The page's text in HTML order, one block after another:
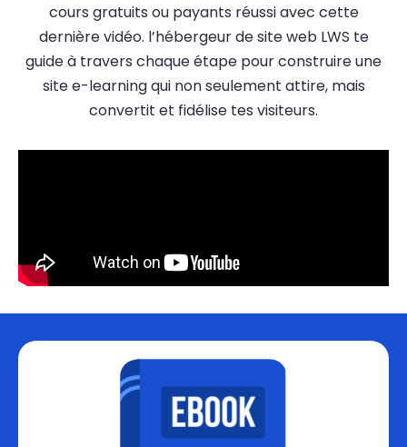
cours gratuits ou payants réussi avec cette
dernière vidéo. l’hébergeur de site web LWS te
guide à travers chaque étape pour construire une
site e-learning qui non seulement attire, mais
convertit et fidélise tes visiteurs.